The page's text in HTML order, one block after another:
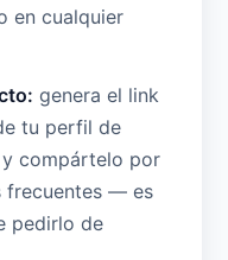
en cualquier
genera el link
tu perfil de
y compártelo por
frecuentes — es
pedirlo de